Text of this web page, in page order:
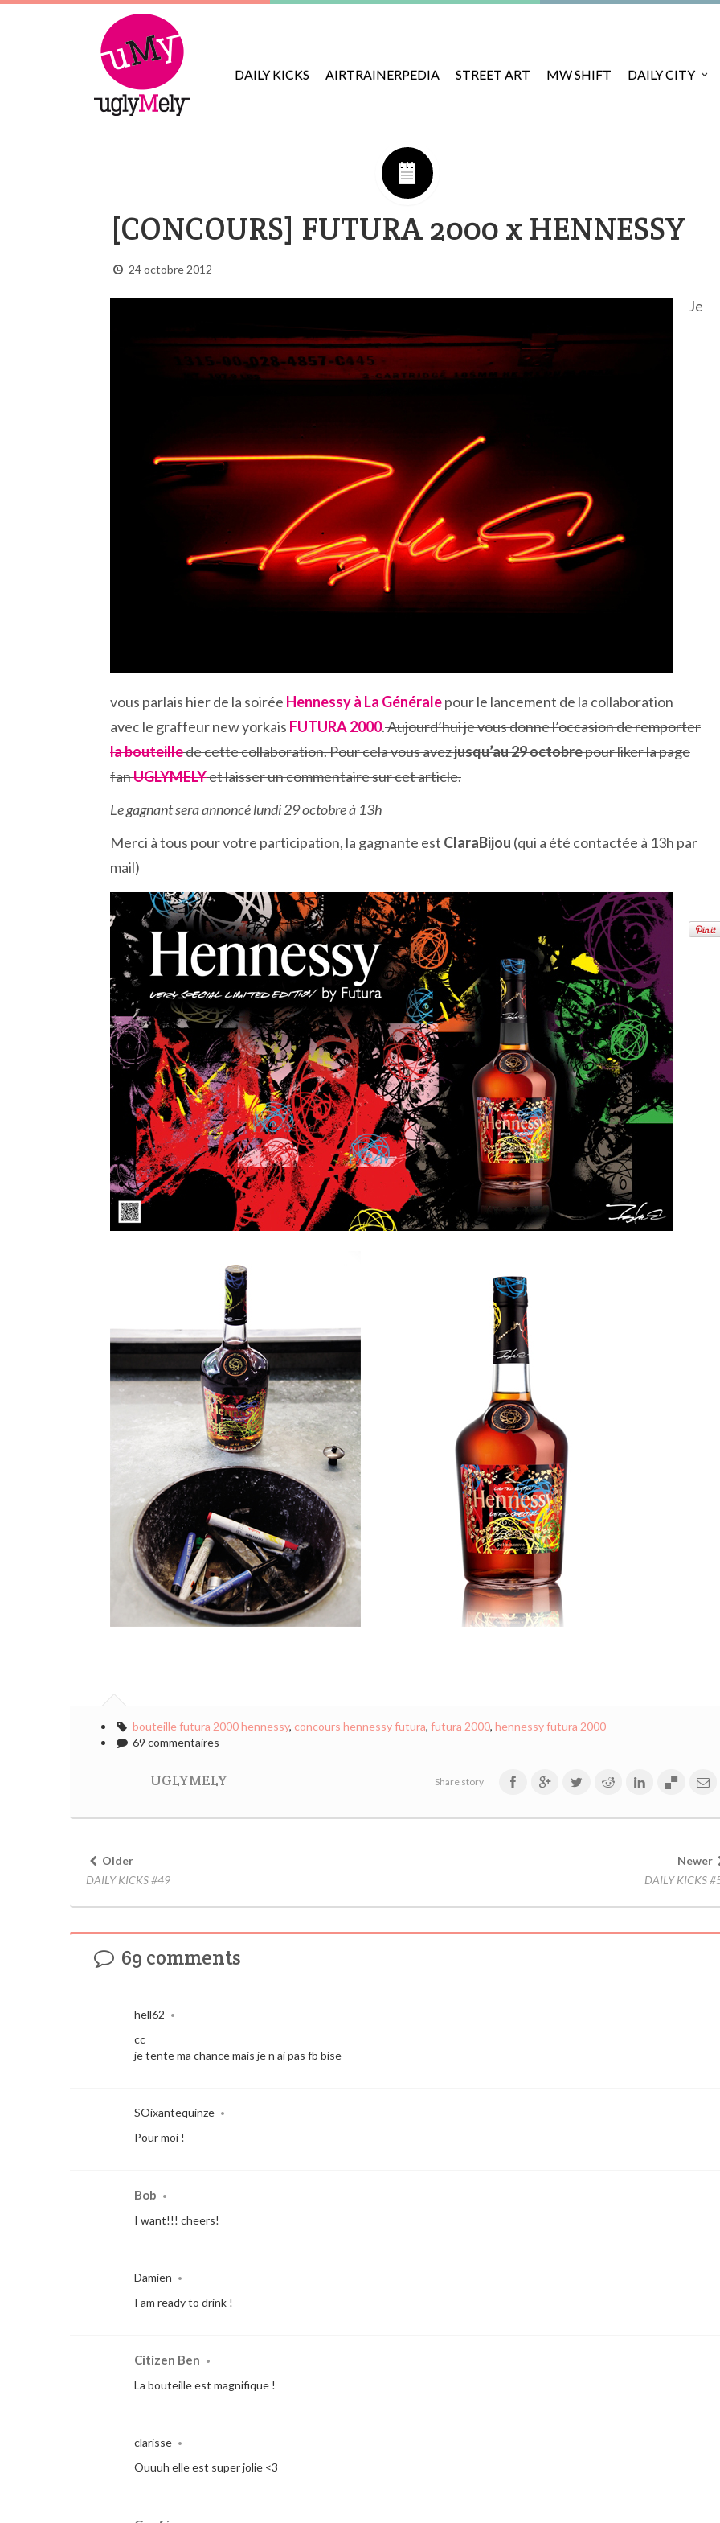
DAILY KICKS AIRTRAINERPEDIA STREET ART MW SHIFT DAILY CITY
[CONCOURS] FUTURA 2000 x HENNESSY
24 octobre 2012
Je
vous parlais hier de la soirée Hennessyà La Généralepour le lancement de la collaboration
avec le graffeur new yorkais FUTURA 2000.Aujourd’hui je vous donne l’occasion de remporter
la bouteillede cette collaboration. Pour cela vous avezjusqu’au 29 octobrepour liker la page
fanUGLYMELYet laisser un commentaire sur cet article.
Le gagnant sera annoncé lundi 29 octobre à 13h
Merci à tous pour votre participation, la gagnante est ClaraBijou (qui a été contactée à 13h par
mail)
bouteille futura 2000 hennessy, concours hennessy futura, futura 2000, hennessy futura 2000
69 commentaires
UGLYMELY Share story
Older
DAILY KICKS #49
Newer
DAILY KICKS
69 comments
hell62 •
cc
je tente ma chance mais je n ai pas fb bise
SOixantequinze •
Pour moi !
Bob •
I want!!! cheers!
Damien •
I am ready to drink !
Citizen Ben •
La bouteille est magnifique !
clarisse •
Ouuuh elle est super jolie <3